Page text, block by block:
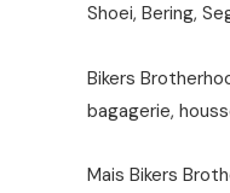
Shoei, Bering,
Bikers
bagagerie,
Mais Bikers